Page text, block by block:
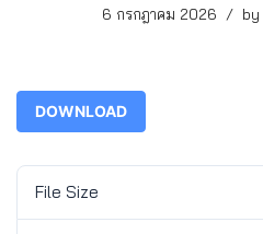
6 กรกฎาคม 2026 by
DOWNLOAD
File Size